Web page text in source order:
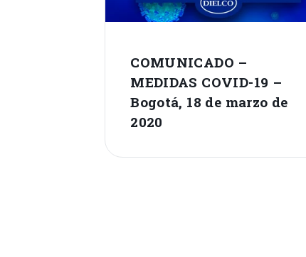
COMUNICADO –
MEDIDAS COVID-19 –
Bogotá, 18 de marzo de
2020